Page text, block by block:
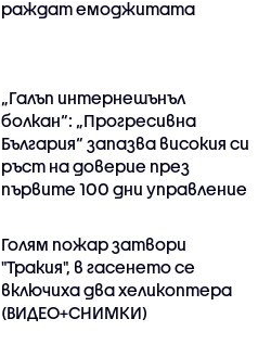
раждат емоджитата
„Галъп интернешънъл
болкан“: „Прогресивна
България“ запазва високия си
ръст на доверие през
първите 100 дни управление
Голям пожар затвори
"Тракия", в гасенето се
включиха два хеликоптера
(ВИДЕО+СНИМКИ)